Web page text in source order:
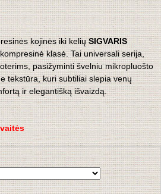
kojinės iki keliųSIGVARIS
klasė. Tai universali serija,
pasižyminti švelniu mikropluošto
tekstūra, kuri subtiliai slepia venų
ir elegantišką išvaizdą.